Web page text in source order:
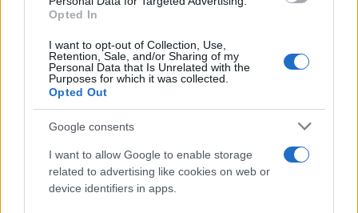
Opted In
I want to opt-out of Collection, Use,
Retention, Sale, and/or Sharing of my
Personal Data that Is Unrelated with the
Purposes for which it was collected.
Opted Out
Google consents
I want to allow Google to enable storage
related to advertising like cookies on web or
device identifiers in apps.
Ανοσοποίησης των CDC για τη χορήγηση σε εφήβους
ηλικίας 12-15 ετών, ενώ στις 2 Νοεμβρίου 2021
εγκρίθηκε η χορήγησή του σε παιδιά ηλικίας 5-11 ετών.